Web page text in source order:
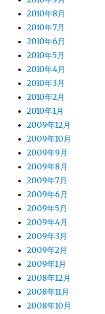
2010年8月
2010年7月
2010年6月
2010年5月
2010年4月
2010年3月
2010年2月
2010年1月
2009年12月
2009年10月
2009年9月
2009年8月
2009年7月
2009年6月
2009年5月
2009年4月
2009年3月
2009年2月
2009年1月
2008年12月
2008年11月
2008年10月